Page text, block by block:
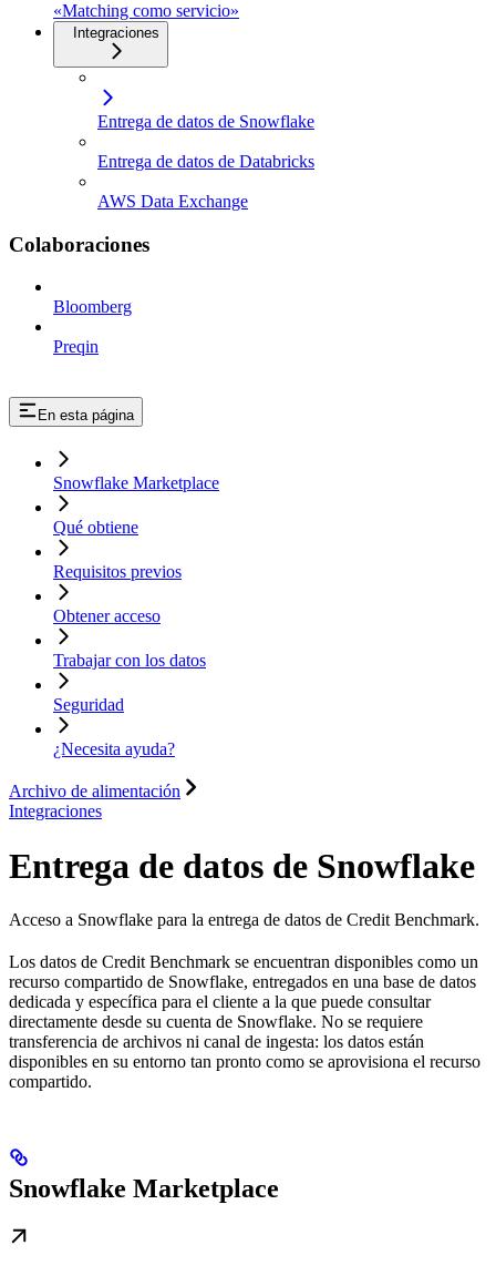
«Matching como servicio»
Integraciones
Entrega de datos de Snowflake
Entrega de datos de Databricks
AWS Data Exchange
Colaboraciones
Bloomberg
Preqin
En esta página
Snowflake Marketplace
Qué obtiene
Requisitos previos
Obtener acceso
Trabajar con los datos
Seguridad
¿Necesita ayuda?
Archivo de alimentación
Integraciones
Entrega de datos de Snowflake
Acceso a Snowflake para la entrega de datos de Credit Benchmark.
Los datos de Credit Benchmark se encuentran disponibles como un
recurso compartido de Snowflake, entregados en una base de datos
dedicada y específica para el cliente a la que puede consultar
directamente desde su cuenta de Snowflake. No se requiere
transferencia de archivos ni canal de ingesta: los datos están
disponibles en su entorno tan pronto como se aprovisiona el recurso
compartido.
Snowflake Marketplace